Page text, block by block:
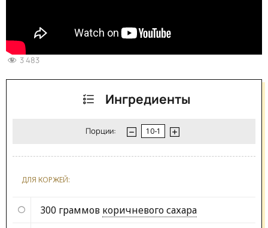
3 483
Ингредиенты
Порции:
ДЛЯ КОРЖЕЙ:
300 граммов коричневого сахара